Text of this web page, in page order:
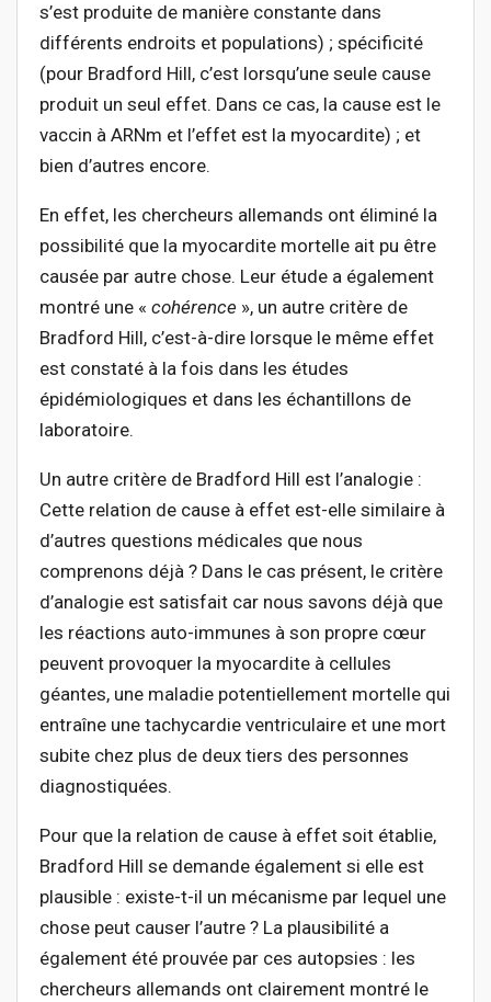
s’est produite de manière constante dans
différents endroits et populations) ; spécificité
(pour Bradford Hill, c’est lorsqu’une seule cause
produit un seul effet. Dans ce cas, la cause est le
vaccin à ARNm et l’effet est la myocardite) ; et
bien d’autres encore.
En effet, les chercheurs allemands ont éliminé la
possibilité que la myocardite mortelle ait pu être
causée par autre chose. Leur étude a également
montré une « cohérence », un autre critère de
Bradford Hill, c’est-à-dire lorsque le même effet
est constaté à la fois dans les études
épidémiologiques et dans les échantillons de
laboratoire.
Un autre critère de Bradford Hill est l’analogie :
Cette relation de cause à effet est-elle similaire à
d’autres questions médicales que nous
comprenons déjà ? Dans le cas présent, le critère
d’analogie est satisfait car nous savons déjà que
les réactions auto-immunes à son propre cœur
peuvent provoquer la myocardite à cellules
géantes, une maladie potentiellement mortelle qui
entraîne une tachycardie ventriculaire et une mort
subite chez plus de deux tiers des personnes
diagnostiquées.
Pour que la relation de cause à effet soit établie,
Bradford Hill se demande également si elle est
plausible : existe-t-il un mécanisme par lequel une
chose peut causer l’autre ? La plausibilité a
également été prouvée par ces autopsies : les
chercheurs allemands ont clairement montré le